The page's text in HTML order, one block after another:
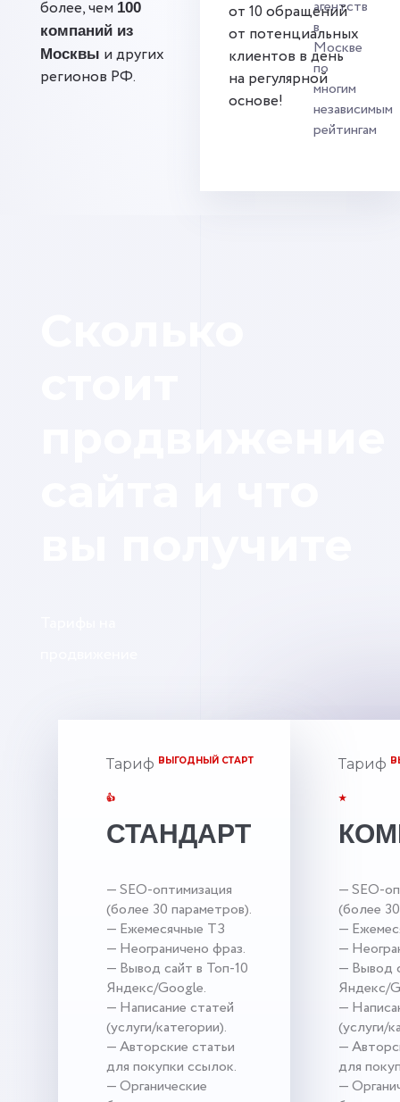
агентств
в
Москве
по
многим
независимым
рейтингам
более, чем 100
компаний из
Москвы и других
регионов РФ.
от 10 обращений
от потенциальных
клиентов в день
на регулярной
основе!
Тариф ВЫГОДНЫЙ СТАРТ
👍
СТАНДАРТ
— SEO-оптимизация
(более 30 параметров).
— Ежемесячные ТЗ
— Неограничено фраз.
— Вывод сайт в Топ-10
Яндекс/Google.
— Написание статей
(услуги/категории).
— Авторские статьи
для покупки ссылок.
— Органические
Тариф
★
— SEO-
(более
—
—
— Вывод
Яндекс/
—
(услуги/
—
для
—